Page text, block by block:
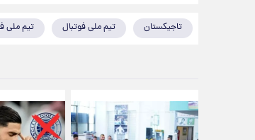
تاجیکستان تیم ملی فوتبال تیم ملی